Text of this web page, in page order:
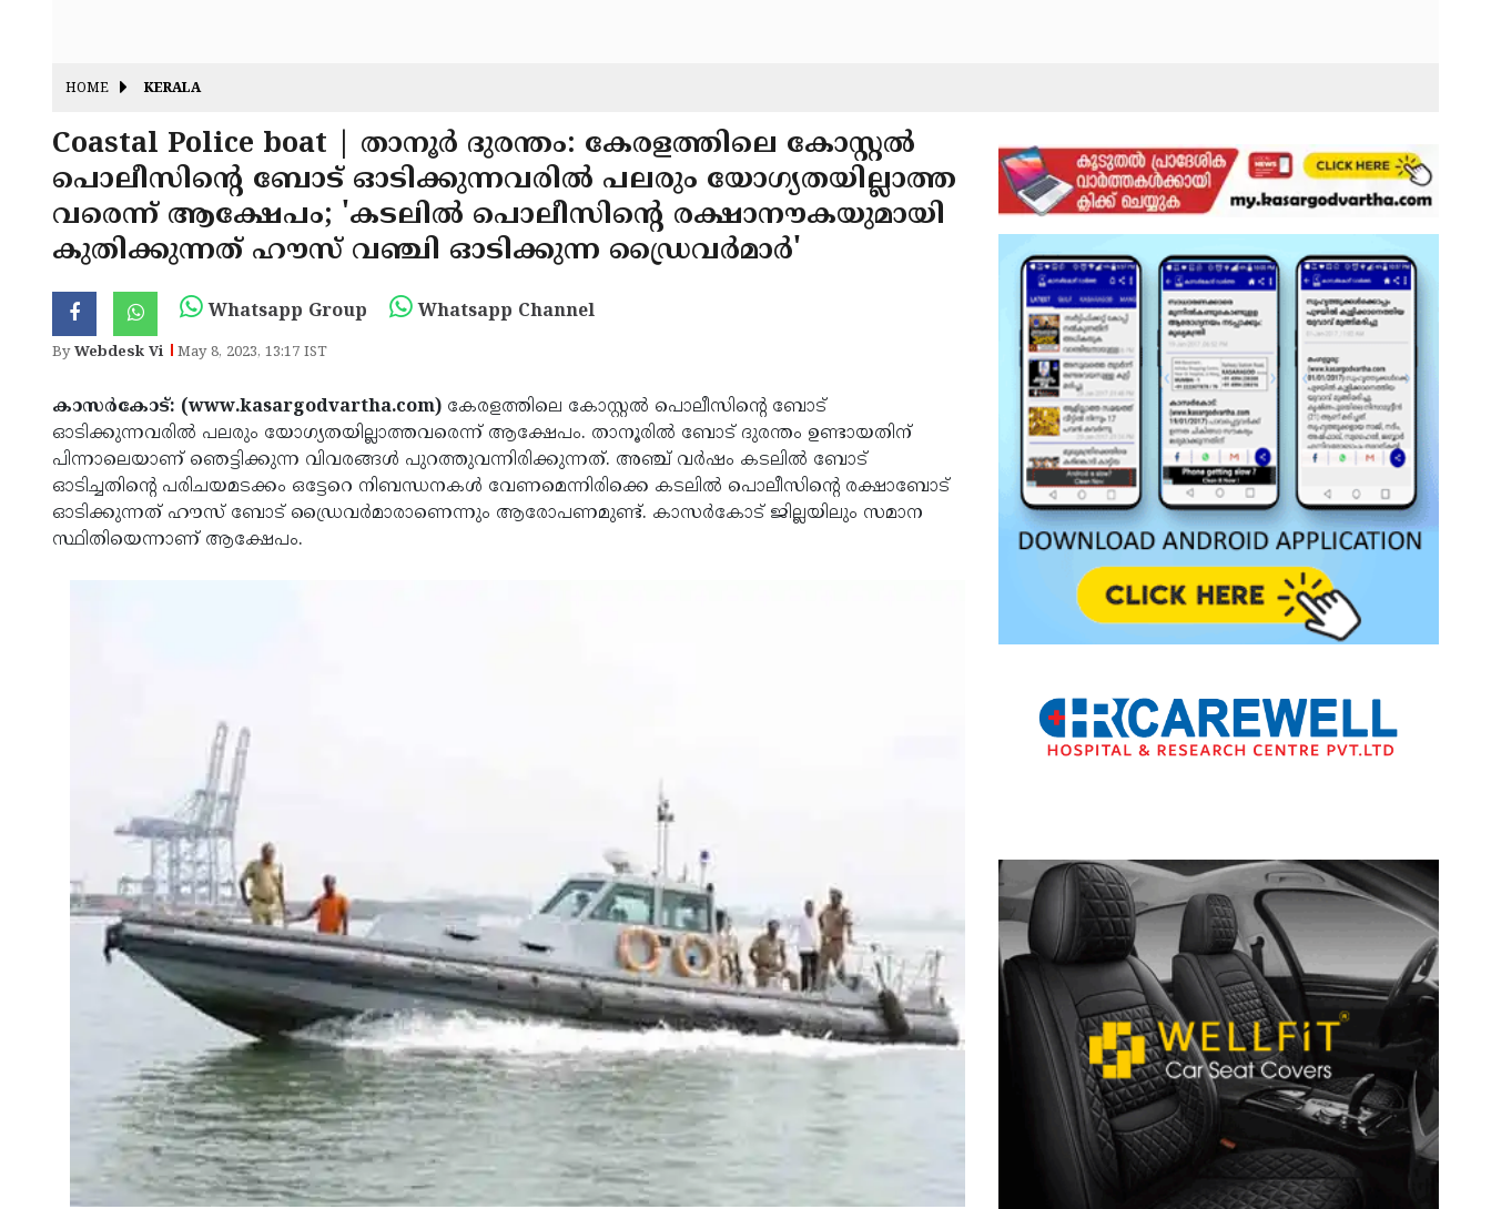
HOME KERALA
Coastal Police boat | താനൂർ ദുരന്തം: കേരളത്തിലെ കോസ്റ്റൽ
പൊലീസിൻ്റെ ബോട് ഓടിക്കുന്നവരിൽ പലരും യോഗ്യതയില്ലാത്ത
വരെന്ന് ആക്ഷേപം; 'കടലിൽ പൊലീസിന്റെ രക്ഷാനൗകയുമായി
കുതിക്കുന്നത് ഹൗസ് വഞ്ചി ഓടിക്കുന്ന ഡ്രൈവർമാർ'
Whatsapp Group Whatsapp Channel
ByWebdesk Vi May 8, 2023, 13:17 IST
കാസർകോട്: (www.kasargodvartha.com) കേരളത്തിലെ കോസ്റ്റൽ പൊലീസിൻ്റെ ബോട്
ഓടിക്കുന്നവരിൽ പലരും യോഗ്യതയില്ലാത്തവരെന്ന് ആക്ഷേപം. താനൂരിൽ ബോട് ദുരന്തം ഉണ്ടായതിന്
പിന്നാലെയാണ് ഞെട്ടിക്കുന്ന വിവരങ്ങൾ പുറത്തുവന്നിരിക്കുന്നത്. അഞ്ച് വർഷം കടലിൽ ബോട്
ഓടിച്ചതിന്റെ പരിചയമടക്കം ഒട്ടേറെ നിബന്ധനകൾ വേണമെന്നിരിക്കെ കടലിൽ പൊലീസിൻ്റെ രക്ഷാബോട്
ഓടിക്കുന്നത് ഹൗസ് ബോട് ഡ്രൈവർമാരാണെന്നും ആരോപണമുണ്ട്. കാസർകോട് ജില്ലയിലും സമാന
സ്ഥിതിയെന്നാണ് ആക്ഷേപം.